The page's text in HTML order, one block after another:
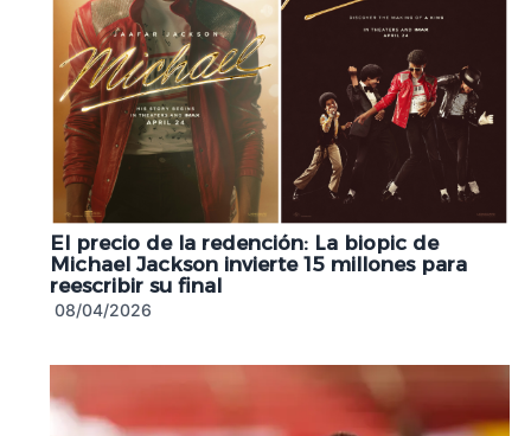
El precio de la redención: La biopic de
Michael Jackson invierte 15 millones para
reescribir su final
08/04/2026